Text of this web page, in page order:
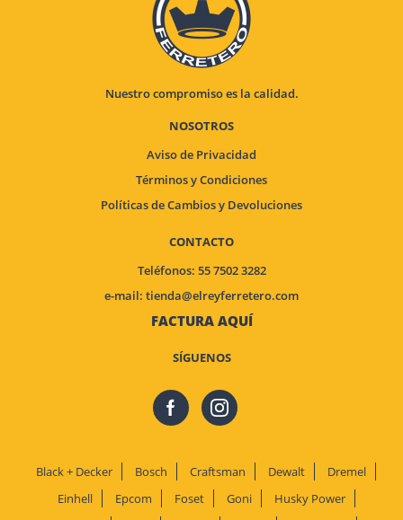
Nuestro compromiso es la calidad.
NOSOTROS
Aviso de Privacidad
Términos y Condiciones
Políticas de Cambios y Devoluciones
CONTACTO
Teléfonos: 55 7502 3282
e-mail: tienda@elreyferretero.com
FACTURA AQUÍ
SÍGUENOS
Black + Decker Bosch Craftsman Dewalt
Dremel
Einhell
Epcom Foset Goni
Husky Power